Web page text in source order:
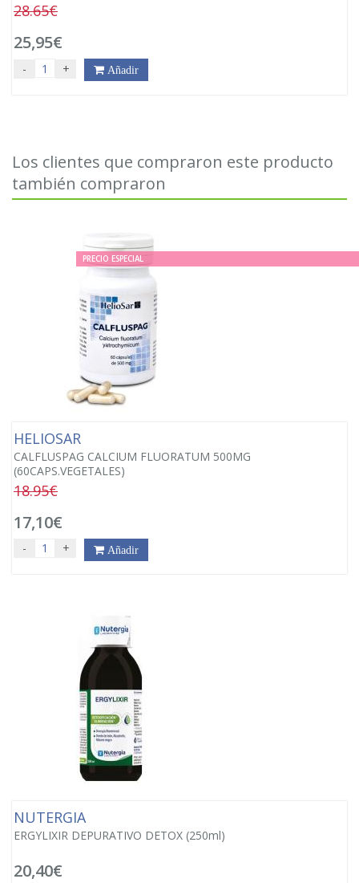
28.65€
25,95€
- + Añadir
Los clientes que compraron este producto
también compraron
PRECIO ESPECIAL
HELIOSAR
CALFLUSPAG CALCIUM FLUORATUM 500MG
(60CAPS.VEGETALES)
18.95€
17,10€
- + Añadir
NUTERGIA
ERGYLIXIR DEPURATIVO DETOX (250ml)
20,40€